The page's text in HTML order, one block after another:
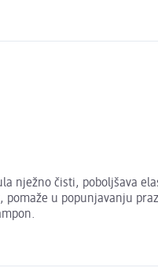
nježno čisti, poboljšava
u popunjavanju